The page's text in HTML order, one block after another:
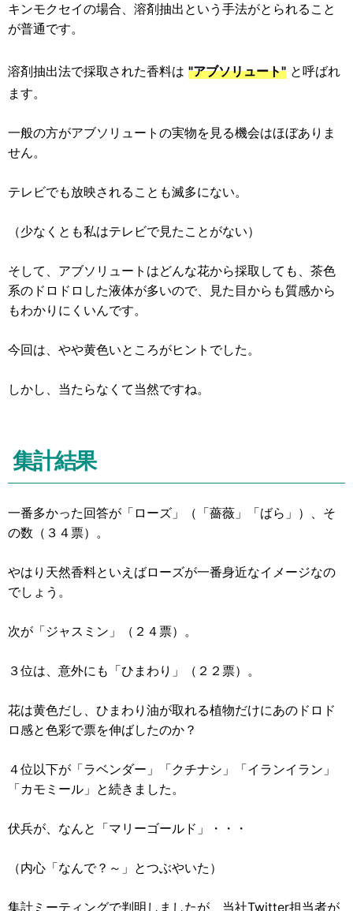
キンモクセイの場合、溶剤抽出という手法がとられること
が普通です。
溶剤抽出法で採取された香料は "アブソリュート" と呼ばれ
ます。
一般の方がアブソリュートの実物を見る機会はほぼありま
せん。
テレビでも放映されることも滅多にない。
（少なくとも私はテレビで見たことがない）
そして、アブソリュートはどんな花から採取しても、茶色
系のドロドロした液体が多いので、見た目からも質感から
もわかりにくいんです。
今回は、やや黄色いところがヒントでした。
しかし、当たらなくて当然ですね。
集計結果
一番多かった回答が「ローズ」（「薔薇」「ばら」）、そ
の数（３４票）。
やはり天然香料といえばローズが一番身近なイメージなの
でしょう。
次が「ジャスミン」（２４票）。
３位は、意外にも「ひまわり」（２２票）。
花は黄色だし、ひまわり油が取れる植物だけにあのドロド
ロ感と色彩で票を伸ばしたのか？
４位以下が「ラベンダー」「クチナシ」「イランイラン」
「カモミール」と続きました。
伏兵が、なんと「マリーゴールド」・・・
（内心「なんで？～」とつぶやいた）
集計ミーティングで判明しましたが、当社Twitter担当者が